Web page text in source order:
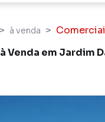
à venda
Venda em Jardim